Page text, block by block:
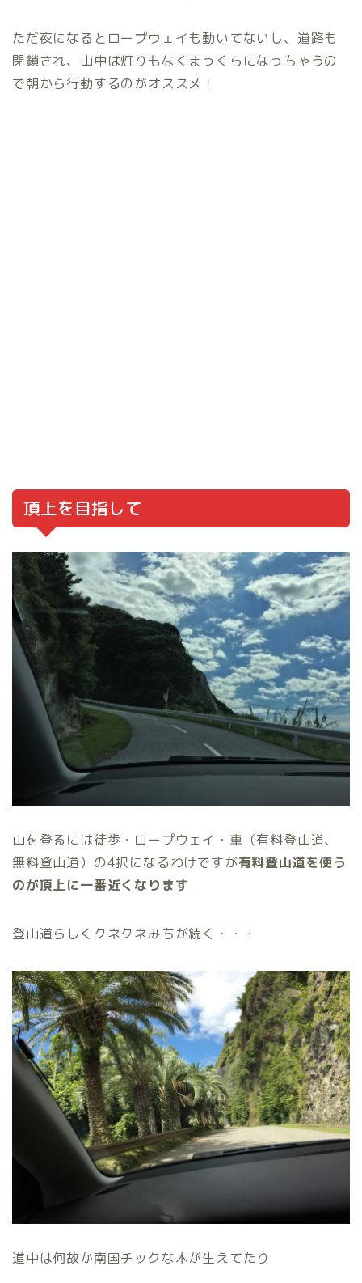
ただ夜になるとロープウェイも動いてないし、道路も
閉鎖され、山中は灯りもなくまっくらになっちゃうの
で朝から行動するのがオススメ！
頂上を目指して
山を登るには徒歩・ロープウェイ・車（有料登山道、
無料登山道）の4択になるわけですが有料登山道を使う
のが頂上に一番近くなります
登山道らしくクネクネみちが続く・・・
道中は何故か南国チックな木が生えてたり